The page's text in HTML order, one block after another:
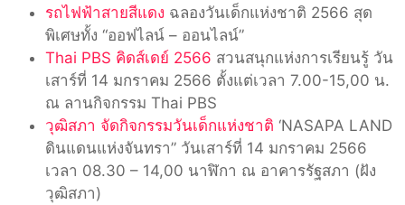
รถไฟฟ้าสายสีแดง ฉลองวันเด็กแห่งชาติ 2566 สุด
พิเศษทั้ง “ออฟไลน์ – ออนไลน์”
Thai PBS คิดส์เดย์ 2566 สวนสนุกแห่งการเรียนรู้ วัน
เสาร์ที่ 14 มกราคม 2566 ตั้งแต่เวลา 7.00-15,00 น.
ณ ลานกิจกรรม Thai PBS
วุฒิสภา จัดกิจกรรมวันเด็กแห่งชาติ ‘NASAPA LAND
ดินแดนแห่งจันทรา” วันเสาร์ที่ 14 มกราคม 2566
เวลา 08.30 – 14,00 นาฬิกา ณ อาคารรัฐสภา (ฝัง
วุฒิสภา)